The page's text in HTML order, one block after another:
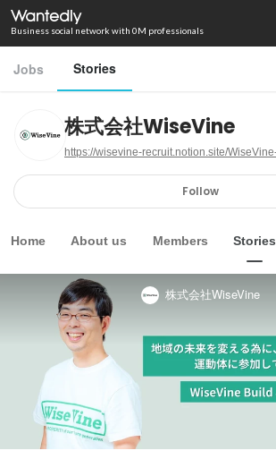
Business social network with 0M professionals
Jobs Stories
株式会社WiseVine
Follow
Home About us Members Stories
株式会社WiseVine